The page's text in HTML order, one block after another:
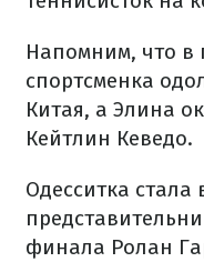
Напомним, что в
спортсменка
Китая, а Элина
Кейтлин Кеведо.
Одесситка стала
финала Ролан